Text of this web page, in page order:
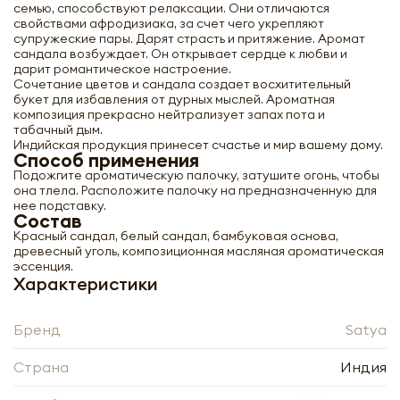
семью, способствуют релаксации. Они отличаются
свойствами афродизиака, за счет чего укрепляют
супружеские пары. Дарят страсть и притяжение. Аромат
сандала возбуждает. Он открывает сердце к любви и
дарит романтическое настроение.
Сочетание цветов и сандала создает восхитительный
букет для избавления от дурных мыслей. Ароматная
композиция прекрасно нейтрализует запах пота и
табачный дым.
Индийская продукция принесет счастье и мир вашему дому.
Способ применения
Подожгите ароматическую палочку, затушите огонь, чтобы
она тлела. Расположите палочку на предназначенную для
нее подставку.
Состав
Красный сандал, белый сандал, бамбуковая основа,
древесный уголь, композиционная масляная ароматическая
эссенция.
Характеристики
Бренд Satya
Страна Индия
Нажимая кнопку «Отправить», я даю своё согласие
на обработку моих персональных данных, в
Благовоние Супер Хит Сатья | Satya
(Super Hit incense sticks) 100g
- +
Нажимая кнопку «Оформить», я даю своё согласие
на обработку моих персональных данных, в
27.07.2006 года № 152-ФЗ «О персональных